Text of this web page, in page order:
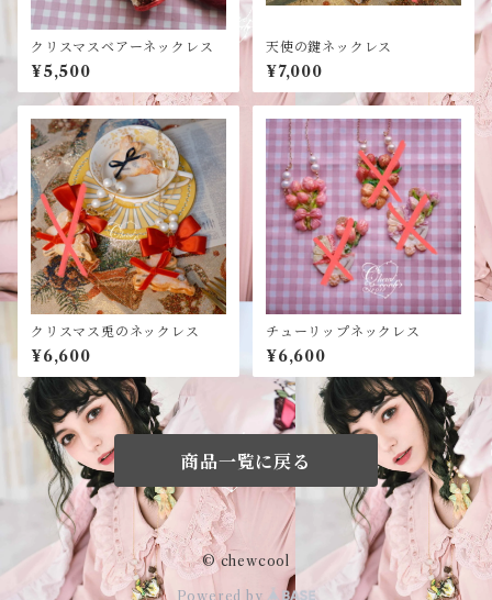
クリスマスベアーネックレス
¥5,500
天使の鍵ネックレス
¥7,000
クリスマス兎のネックレス
¥6,600
チューリップネックレス
¥6,600
商品一覧に戻る
© chewcool
Powered by